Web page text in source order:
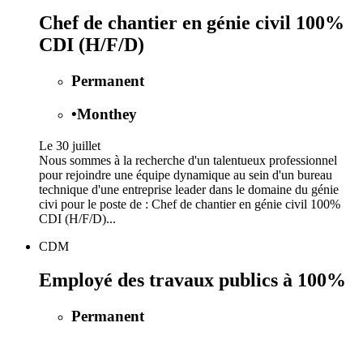
Chef de chantier en génie civil 100%
CDI (H/F/D)
Permanent
•Monthey
Le 30 juillet
Nous sommes à la recherche d'un talentueux professionnel
pour rejoindre une équipe dynamique au sein d'un bureau
technique d'une entreprise leader dans le domaine du génie
civi pour le poste de : Chef de chantier en génie civil 100%
CDI (H/F/D)...
CDM
Employé des travaux publics à 100%
Permanent